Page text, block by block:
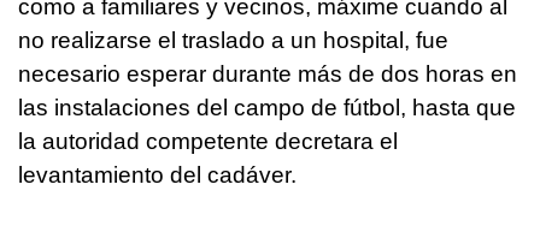
como a familiares y vecinos, máxime cuando al
no realizarse el traslado a un hospital, fue
necesario esperar durante más de dos horas en
las instalaciones del campo de fútbol, hasta que
la autoridad competente decretara el
levantamiento del cadáver.